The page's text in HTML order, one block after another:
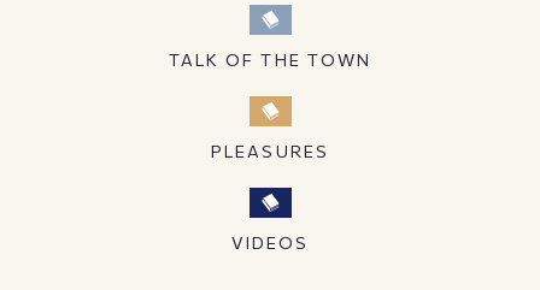
TALK OF THE TOWN
PLEASURES
VIDEOS